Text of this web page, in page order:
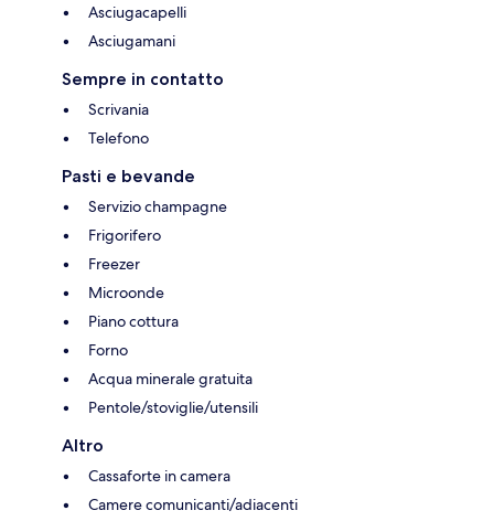
Asciugacapelli
Asciugamani
Sempre in contatto
Scrivania
Telefono
Pasti e bevande
Servizio champagne
Frigorifero
Freezer
Microonde
Piano cottura
Forno
Acqua minerale gratuita
Pentole/stoviglie/utensili
Altro
Cassaforte in camera
Camere comunicanti/adiacenti